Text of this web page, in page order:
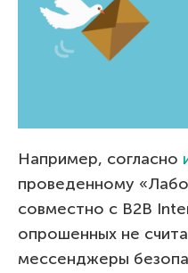
Например, согласно
проведенному
совместно с B2B
опрошенных не
мессенджеры